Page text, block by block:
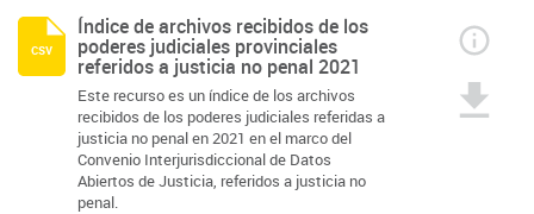
Índice de archivos recibidos de los
poderes judiciales provinciales
referidos a justicia no penal 2021
Este recurso es un índice de los archivos
recibidos de los poderes judiciales referidas a
justicia no penal en 2021 en el marco del
Convenio Interjurisdiccional de Datos
Abiertos de Justicia, referidos a justicia no
penal.
csv